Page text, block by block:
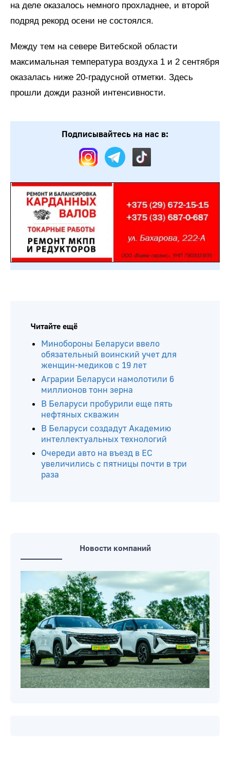
на деле оказалось немного прохладнее, и второй
подряд рекорд осени не состоялся.
Между тем на севере Витебской области
максимальная температура воздуха 1 и 2 сентября
оказалась ниже 20-градусной отметки. Здесь
прошли дожди разной интенсивности.
Подписывайтесь на нас в:
Читайте ещё
Минобороны Беларуси ввело
обязательный воинский учет для
женщин-медиков с 19 лет
Аграрии Беларуси намолотили 6
миллионов тонн зерна
В Беларуси пробурили еще пять
нефтяных скважин
В Беларуси создадут Академию
интеллектуальных технологий
Очереди авто на въезд в ЕС
увеличились с пятницы почти в три
раза
Новости компаний